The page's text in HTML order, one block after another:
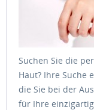
Suchen Sie die
Haut? Ihre Suche
die Sie bei der
für Ihre